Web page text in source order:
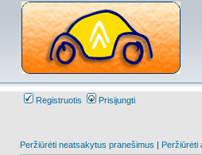
Registruotis Prisijungti
Peržiūrėti neatsakytus pranešimus | Peržiūrėti